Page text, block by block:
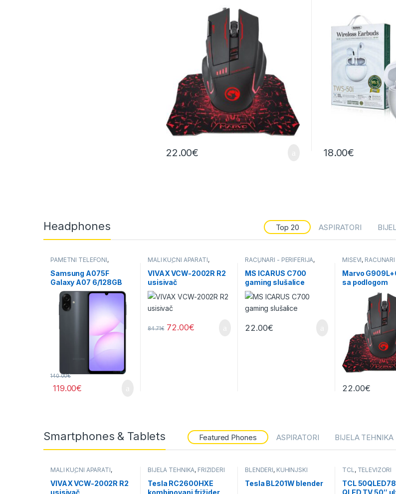
22.00€ 18.00€
Headphones Top 20 ASPIRATORI
PAMETNI TELEFONI,
Samsung A075F
Galaxy A07 6/128GB
Black
140.00€
119.00€
MALI KUĆNI APARATI,
USISIVAČI
VIVAX VCW-2002R R2
usisivač
84.71€ 72.00€
RAČUNARI - PERIFERIJA,
SLUŠALICE
MS ICARUS C700
gaming slušalice
22.00€
MIŠEVI,
PERIFERIJA
Marvo
sa podlogom
22.00€
Smartphones & Tablets Featured Phones ASPIRATORI BIJELA TEHNIKA
MALI KUĆNI APARATI,
USISIVAČI
VIVAX VCW-2002R R2
BIJELA TEHNIKA, FRIŽIDERI
Tesla RC2600HXE
BLENDERI, KUHINJSKI
Tesla BL201W blender
TCL , TELEVIZORI
TCL